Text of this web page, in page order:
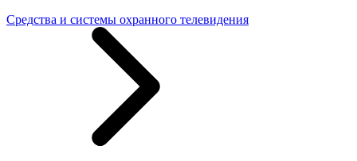
Средства и системы охранного телевидения